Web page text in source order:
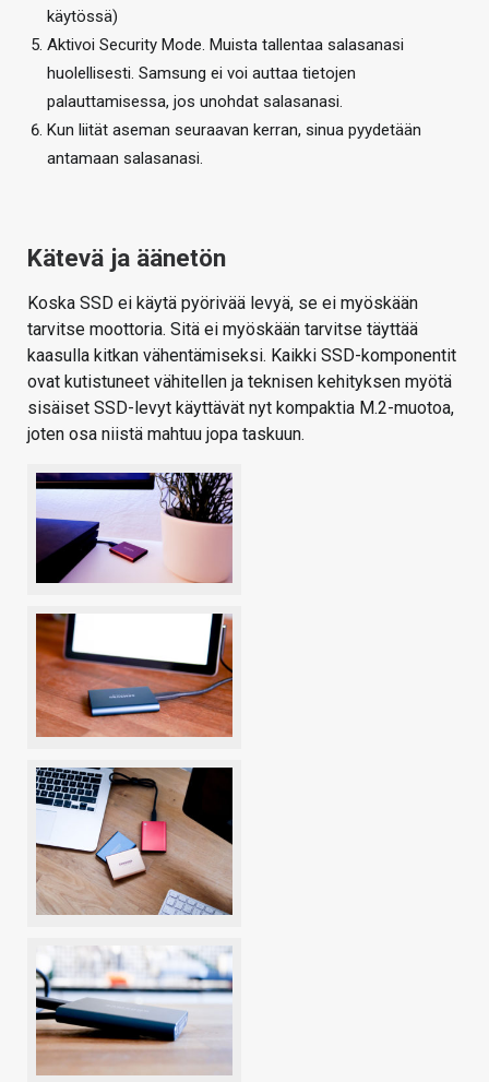
käytössä)
Aktivoi Security Mode. Muista tallentaa salasanasi
huolellisesti. Samsung ei voi auttaa tietojen
palauttamisessa, jos unohdat salasanasi.
Kun liität aseman seuraavan kerran, sinua pyydetään
antamaan salasanasi.
Kätevä ja äänetön
Koska SSD ei käytä pyörivää levyä, se ei myöskään
tarvitse moottoria. Sitä ei myöskään tarvitse täyttää
kaasulla kitkan vähentämiseksi. Kaikki SSD-komponentit
ovat kutistuneet vähitellen ja teknisen kehityksen myötä
sisäiset SSD-levyt käyttävät nyt kompaktia M.2-muotoa,
joten osa niistä mahtuu jopa taskuun.